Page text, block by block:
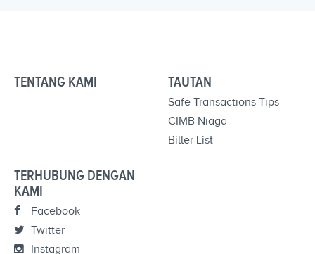
TENTANG KAMI TAUTAN
Safe Transactions Tips
CIMB Niaga
Biller List
TERHUBUNG DENGAN
KAMI
Facebook
Twitter
Instagram